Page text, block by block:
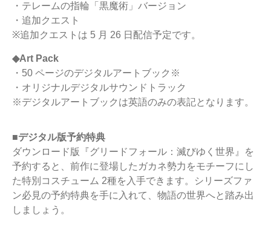
・テレームの指輪「黒魔術」バージョン
・追加クエスト
※追加クエストは 5 月 26 日配信予定です。
◆Art Pack
・50 ページのデジタルアートブック※
・オリジナルデジタルサウンドトラック
※デジタルアートブックは英語のみの表記となります。
■デジタル版予約特典
ダウンロード版『グリードフォール：滅びゆく世界』を
予約すると、前作に登場したガカネ勢力をモチーフにし
た特別コスチューム 2種を入手できます。シリーズファ
ン必見の予約特典を手に入れて、物語の世界へと踏み出
しましょう。